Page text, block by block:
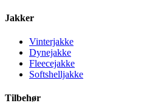
Jakker
Vinterjakke
Dynejakke
Fleecejakke
Softshelljakke
Tilbehør